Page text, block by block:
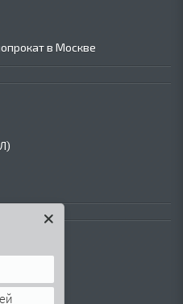
в Москве